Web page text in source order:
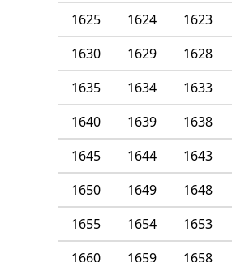
1623
1624
1625
1628
1629
1630
1633
1634
1635
1638
1639
1640
1643
1644
1645
1648
1649
1650
1653
1654
1655
1658
1659
1660